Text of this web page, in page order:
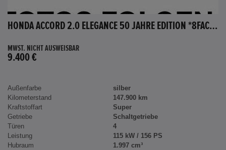
HONDA ACCORD 2.0 ELEGANCE 50 JAHRE EDITION *8FACH BEREIFT*
MWST. NICHT AUSWEISBAR
9.400 €
Außenfarbe
silber
Kilometerstand
147.900 km
Kraftstoffart
Super
Getriebe
Schaltgetriebe
Türen
4
Leistung
115 kW / 156 PS
Hubraum
1.997 cm³